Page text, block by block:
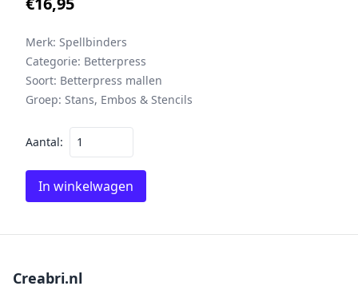
Merk: Spellbinders
Categorie: Betterpress
Soort: Betterpress mallen
Groep: Stans, Embos & Stencils
Aantal:
In winkelwagen
Creabri.nl